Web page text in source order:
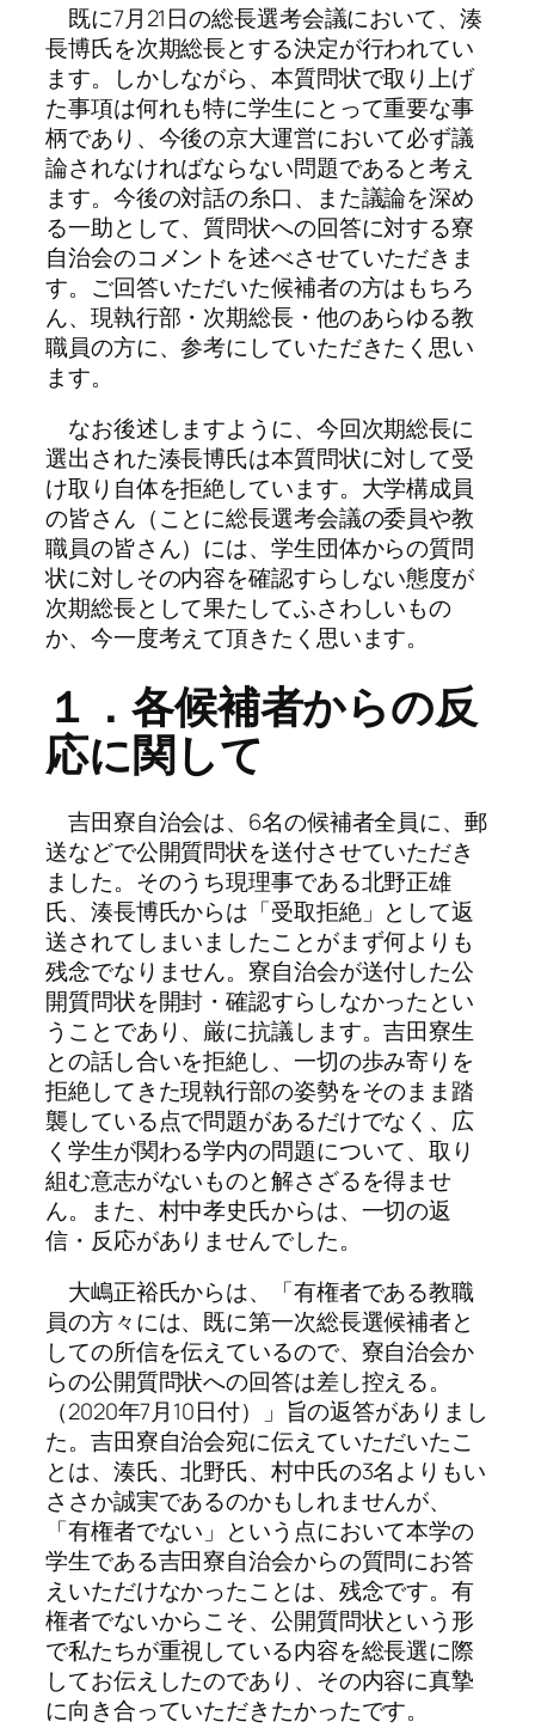
既に7月21日の総長選考会議において、湊
長博氏を次期総長とする決定が行われてい
ます。しかしながら、本質問状で取り上げ
た事項は何れも特に学生にとって重要な事
柄であり、今後の京大運営において必ず議
論されなければならない問題であると考え
ます。今後の対話の糸口、また議論を深め
る一助として、質問状への回答に対する寮
自治会のコメントを述べさせていただきま
す。ご回答いただいた候補者の方はもちろ
ん、現執行部・次期総長・他のあらゆる教
職員の方に、参考にしていただきたく思い
ます。
なお後述しますように、今回次期総長に
選出された湊長博氏は本質問状に対して受
け取り自体を拒絶しています。大学構成員
の皆さん（ことに総長選考会議の委員や教
職員の皆さん）には、学生団体からの質問
状に対しその内容を確認すらしない態度が
次期総長として果たしてふさわしいもの
か、今一度考えて頂きたく思います。
１．各候補者からの反
応に関して
吉田寮自治会は、6名の候補者全員に、郵
送などで公開質問状を送付させていただき
ました。そのうち現理事である北野正雄
氏、湊長博氏からは「受取拒絶」として返
送されてしまいましたことがまず何よりも
残念でなりません。寮自治会が送付した公
開質問状を開封・確認すらしなかったとい
うことであり、厳に抗議します。吉田寮生
との話し合いを拒絶し、一切の歩み寄りを
拒絶してきた現執行部の姿勢をそのまま踏
襲している点で問題があるだけでなく、広
く学生が関わる学内の問題について、取り
組む意志がないものと解さざるを得ませ
ん。また、村中孝史氏からは、一切の返
信・反応がありませんでした。
大嶋正裕氏からは、「有権者である教職
員の方々には、既に第一次総長選候補者と
しての所信を伝えているので、寮自治会か
らの公開質問状への回答は差し控える。
（2020年7月10日付）」旨の返答がありまし
た。吉田寮自治会宛に伝えていただいたこ
とは、湊氏、北野氏、村中氏の3名よりもい
ささか誠実であるのかもしれませんが、
「有権者でない」という点において本学の
学生である吉田寮自治会からの質問にお答
えいただけなかったことは、残念です。有
権者でないからこそ、公開質問状という形
で私たちが重視している内容を総長選に際
してお伝えしたのであり、その内容に真摯
に向き合っていただきたかったです。